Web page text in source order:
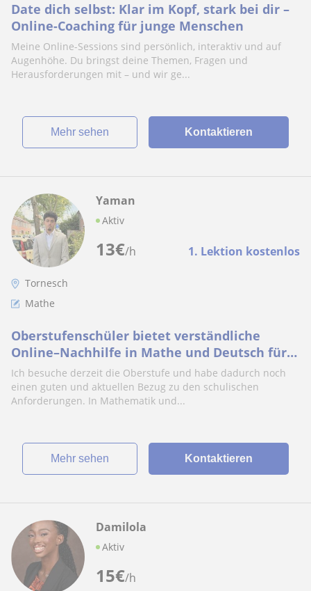
Date dich selbst: Klar im Kopf, stark bei dir –
Online-Coaching für junge Menschen
Meine Online-Sessions sind persönlich, interaktiv und auf
Augenhöhe. Du bringst deine Themen, Fragen und
Herausforderungen mit – und wir ge...
Mehr sehen Kontaktieren
13€/h 1. Lektion kostenlos
Yaman
Aktiv
Tornesch
Mathe
Oberstufenschüler bietet verständliche
Online–Nachhilfe in Mathe und Deutsch für
Klassen 5–10
Ich besuche derzeit die Oberstufe und habe dadurch noch
einen guten und aktuellen Bezug zu den schulischen
Anforderungen. In Mathematik und...
Mehr sehen Kontaktieren
15€/h
Damilola
Aktiv